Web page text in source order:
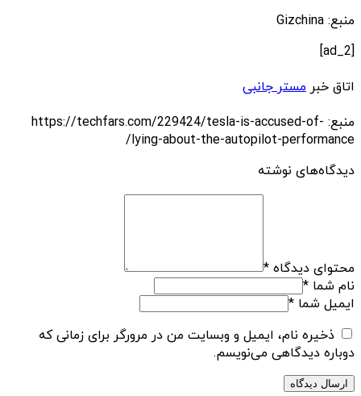
منبع: Gizchina
[ad_2]
اتاق خبر مستر جانبی
منبع: https://techfars.com/229424/tesla-is-accused-of-
lying-about-the-autopilot-performance/
دیدگاه‌های نوشته
محتوای دیدگاه *
نام شما *
ایمیل شما *
ذخیره نام، ایمیل و وبسایت من در مرورگر برای زمانی که
دوباره دیدگاهی می‌نویسم.